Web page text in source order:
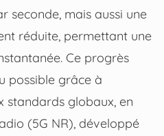
seconde, mais aussi une
réduite, permettant une
Ce progrès
possible grâce à
standards globaux, en
(5G NR), développé